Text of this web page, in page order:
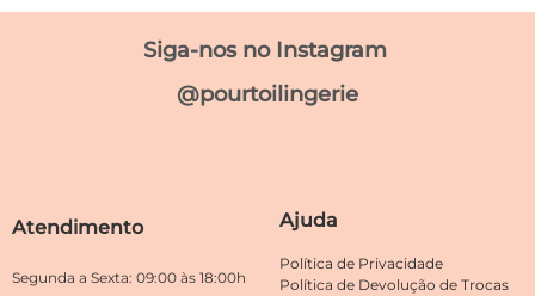
As
podem
do
do
Siga-nos no Instagram
@pourtoilingerie
Atendimento
Segunda a Sexta: 09:00 às 18:00h
Ajuda
Política de Privacidade
Política de Devolução de Trocas